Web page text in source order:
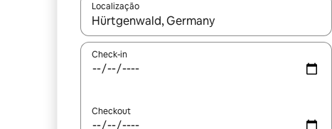
Localização
Quando os resultados estiverem disponíveis,
Check-in
Checkout